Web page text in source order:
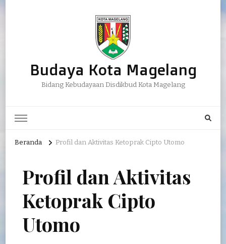
Budaya Kota Magelang
Bidang Kebudayaan Disdikbud Kota Magelang
Beranda Profil dan Aktivitas Ketoprak Cipto Utomo
Profil dan Aktivitas
Ketoprak Cipto
Utomo